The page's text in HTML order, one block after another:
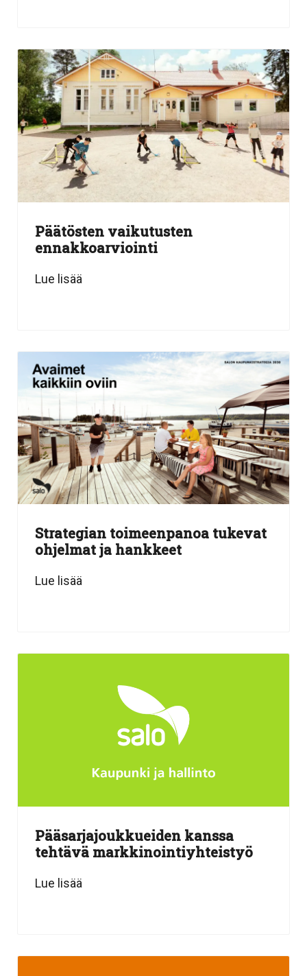
Päätösten vaikutusten
ennakkoarviointi
Lue lisää
Strategian toimeenpanoa tukevat
ohjelmat ja hankkeet
Lue lisää
Pääsarjajoukkueiden kanssa
tehtävä markkinointiyhteistyö
Lue lisää